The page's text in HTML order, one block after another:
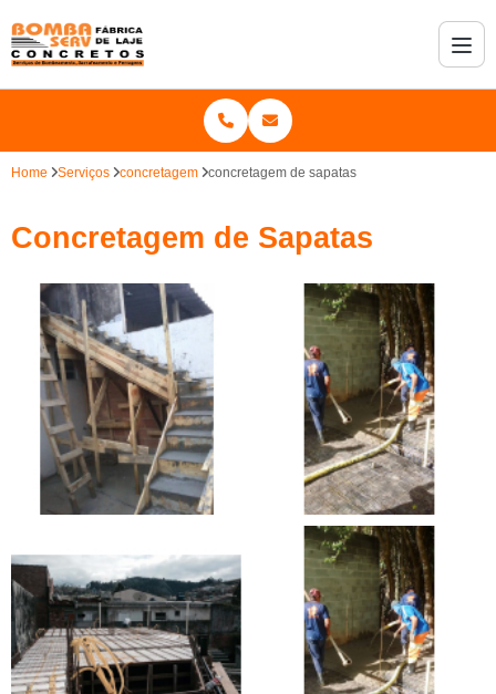
Home Serviços concretagem concretagem de sapatas
Concretagem de Sapatas